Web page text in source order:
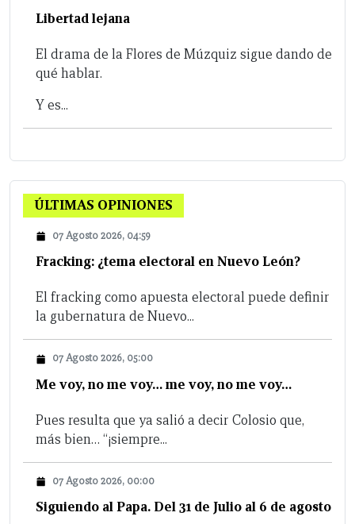
Libertad lejana
El drama de la Flores de Múzquiz sigue dando de
qué hablar.
Y es...
ÚLTIMAS OPINIONES
07 Agosto 2026, 04:59
Fracking: ¿tema electoral en Nuevo León?
El fracking como apuesta electoral puede definir
la gubernatura de Nuevo...
07 Agosto 2026, 05:00
Me voy, no me voy… me voy, no me voy…
Pues resulta que ya salió a decir Colosio que,
más bien… “¡siempre...
07 Agosto 2026, 00:00
Siguiendo al Papa. Del 31 de Julio al 6 de agosto